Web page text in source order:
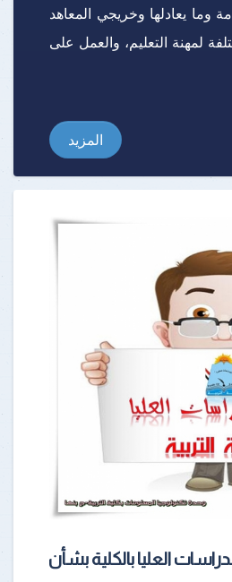
وما يعادلها وخريجي المعاهد
لمهنة التعليم، والعمل على
المزيد
العليا بالكلية بشأن